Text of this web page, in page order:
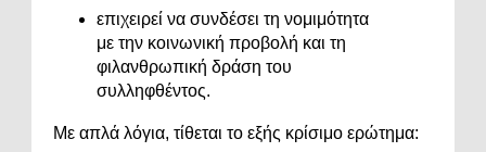
επιχειρεί να συνδέσει τη νομιμότητα
με την κοινωνική προβολή και τη
φιλανθρωπική δράση του
συλληφθέντος.
Με απλά λόγια, τίθεται το εξής κρίσιμο ερώτημα: